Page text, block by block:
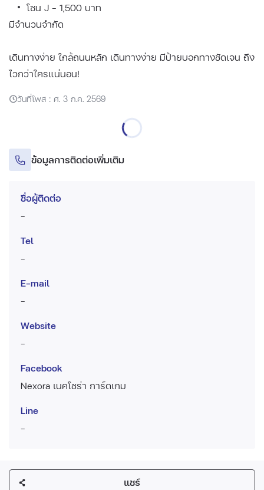
โซน J - 1,500 บาท
มีจำนวนจำกัด
เดินทางง่าย ใกล้ถนนหลัก เดินทางง่าย มีป้ายบอกทางชัดเจน ถึง
ไวกว่าใครแน่นอน!
วันที่โพส : ศ. 3 ก.ค. 2569
ข้อมูลการติดต่อเพิ่มเติม
ชื่อผู้ติดต่อ
-
Tel
-
E-mail
-
Website
-
Facebook
Nexora เนคโชร่า การ์ดเกม
Line
-
แชร์